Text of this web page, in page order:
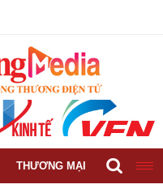
THƯƠNG MẠI CÔNG